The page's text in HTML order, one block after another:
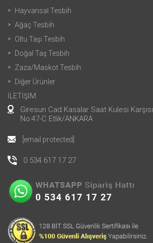
Hayvansal Tesbih
Ağaç Tesbih
Oltu Taşı Tesbih
Doğal Taş Tesbih
Zaza/Maskot Tesbih
Diğer Ürünler
İLETİŞİM
Giresun Cad.Kasalar Saat Kulesi Karşısı
No:47-C Etlik/ANKARA
[email protected]
0 534 617 17 27